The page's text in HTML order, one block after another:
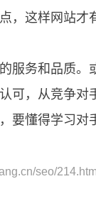
，这样网站才
务和品质。
，从竞争对
懂得学习对
seo/